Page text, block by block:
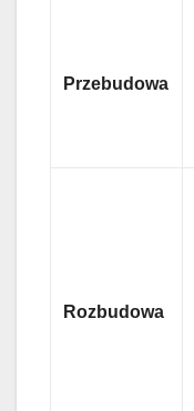
Przebudowa
Rozbudowa